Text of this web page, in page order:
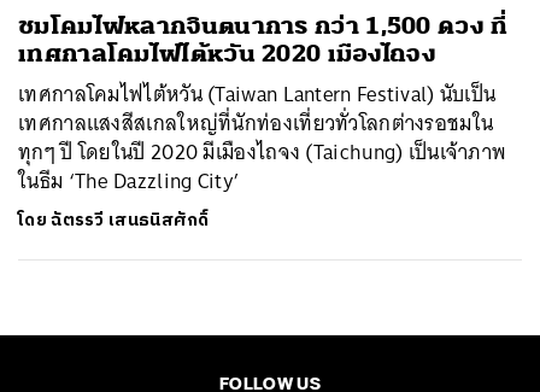
ชมโคมไฟหลากจินตนาการ กว่า 1,500 ดวง ที่
เทศกาลโคมไฟไต้หวัน 2020 เมืองไถจง
เทศกาลโคมไฟไต้หวัน (Taiwan Lantern Festival) นับเป็น
เทศกาลแสงสีสเกลใหญ่ที่นักท่องเที่ยวทั่วโลกต่างรอชมใน
ทุกๆ ปี โดยในปี 2020 มีเมืองไถจง (Taichung) เป็นเจ้าภาพ
ในธีม ‘The Dazzling City’
โดยฉัตรรวี เสนธนิสศักดิ์
FOLLOW US